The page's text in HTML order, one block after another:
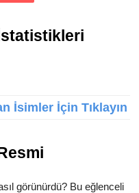
İsimler İçin Tıklayın
görünürdü? Bu eğlenceli